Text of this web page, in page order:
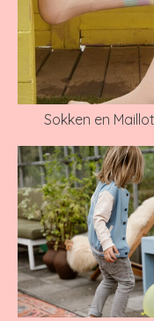
Sokken en